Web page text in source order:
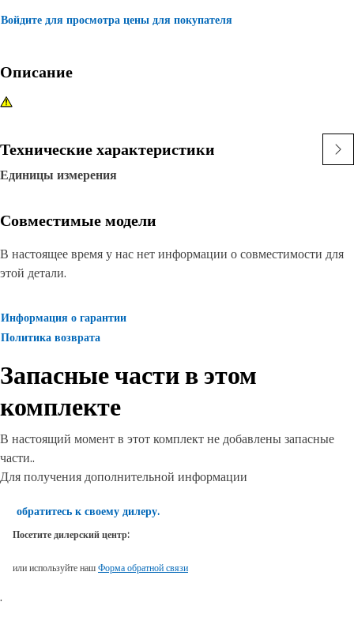
Войдите для просмотра цены для покупателя
Описание
Технические характеристики
Единицы измерения
Совместимые модели
В настоящее время у нас нет информации о совместимости для
этой детали.
Информация о гарантии
Политика возврата
Запасные части в этом
комплекте
В настоящий момент в этот комплект не добавлены запасные
части..
Для получения дополнительной информации
обратитесь к своему дилеру.
Посетите дилерский центр:
или используйте нашФорма обратной связи
.